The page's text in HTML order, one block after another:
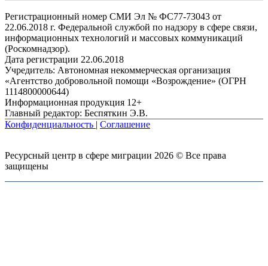
Регистрационный номер СМИ Эл № ФС77-73043 от
22.06.2018 г. Федеральной службой по надзору в сфере связи,
информационных технологий и массовых коммуникаций
(Роскомнадзор).
Дата регистрации 22.06.2018
Учредитель: Автономная некоммерческая организация
«Агентство добровольной помощи «Возрождение» (ОГРН
1114800000644)
Информационная продукция 12+
Главный редактор: Беспяткин Э.В.
Конфиденциальность | Соглашение
Ресурсный центр в сфере миграции 2026 © Все права
защищены